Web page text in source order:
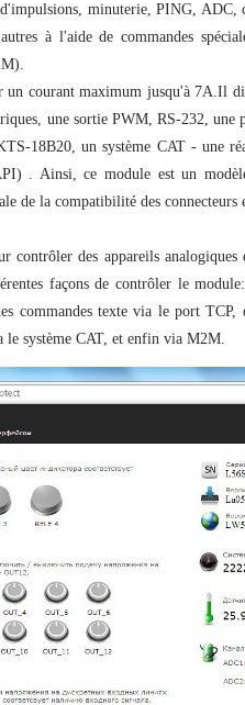
minuterie, PING, ADC,
à l'aide de commandes
un courant maximum jusqu'à 7A.Il
une sortie PWM, RS-232,
18B20, un système CAT - une
. Ainsi, ce module est un
de la compatibilité des connecteurs
contrôler des appareils analogiques
façons de contrôler le
commandes texte via le port TCP,
le système CAT, et enfin via M2M.